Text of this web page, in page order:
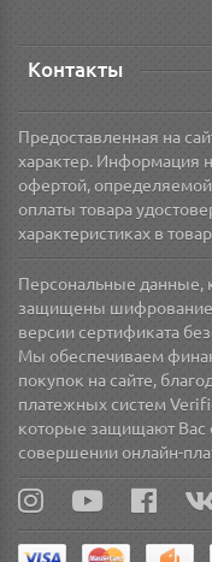
Контакты
Предоставленная на
характер. Информация
офертой,
оплаты товара
характеристиках в
Персональные данные,
защищены
версии сертификата
Мы обеспечиваем
покупок на сайте,
платежных систем
которые защищают Вас
совершении онлайн-